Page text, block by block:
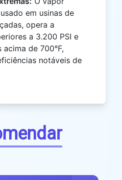
em usinas de
opera a
a 3.200 PSI e
de 700°F,
notáveis de